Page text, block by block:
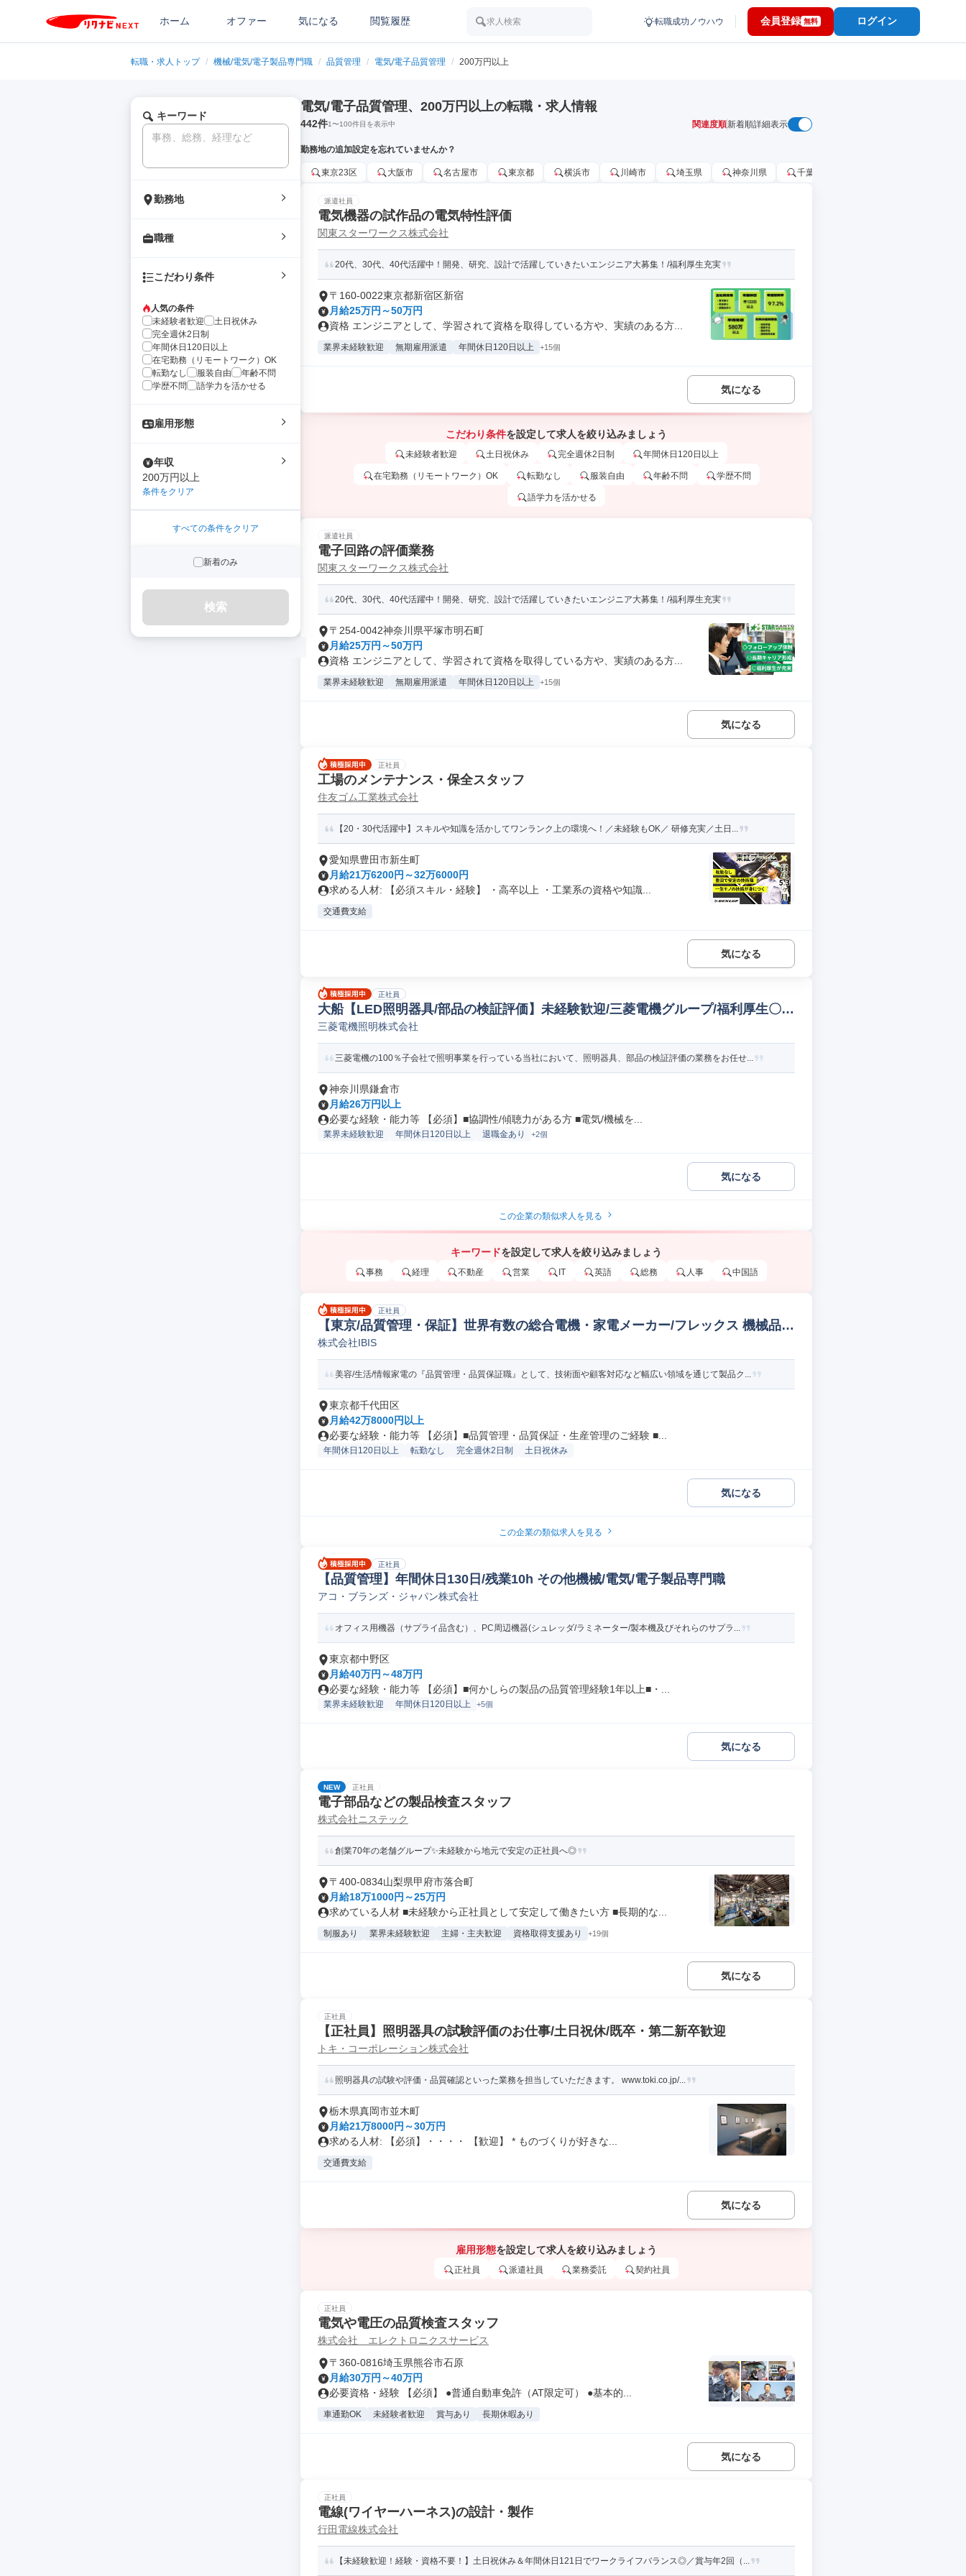
ホーム オファー 気になる 閲覧履歴 求人検索 転職成功ノウハウ 会員登録 無料 ログイン
転職・求人トップ / 機械/電気/電子製品専門職 / 品質管理 / 電気/電子品質管理 / 200万円以上
キーワード
勤務地
職種
こだわり条件
人気の条件
未経験者歓迎
土日祝休み
完全週休2日制
年間休日120日以上
在宅勤務（リモートワーク）OK
転勤なし
服装自由
年齢不問
学歴不問
語学力を活かせる
雇用形態
年収
200万円以上
条件をクリア
すべての条件をクリア
新着のみ
検索
電気/電子品質管理、200万円以上の転職・求人情報
442件1〜100件目を表示中 関連度順新着順詳細表示
勤務地の追加設定を忘れていませんか？
東京23区 大阪市 名古屋市 東京都 横浜市 川崎市 埼玉県 神奈川県 千葉市
派遣社員
電気機器の試作品の電気特性評価
関東スターワークス株式会社
20代、30代、40代活躍中！開発、研究、設計で活躍していきたいエンジニア大募集！/福利厚生充実
〒160-0022東京都新宿区新宿
月給25万円～50万円
資格 エンジニアとして、学習されて資格を取得している方や、実績のある方...
業界未経験歓迎 無期雇用派遣 年間休日120日以上 +15個
気になる
こだわり条件を設定して求人を絞り込みましょう
未経験者歓迎 土日祝休み 完全週休2日制 年間休日120日以上
在宅勤務（リモートワーク）OK 転勤なし 服装自由 年齢不問 学歴不問
語学力を活かせる
派遣社員
電子回路の評価業務
関東スターワークス株式会社
20代、30代、40代活躍中！開発、研究、設計で活躍していきたいエンジニア大募集！/福利厚生充実
〒254-0042神奈川県平塚市明石町
月給25万円～50万円
資格 エンジニアとして、学習されて資格を取得している方や、実績のある方...
業界未経験歓迎 無期雇用派遣 年間休日120日以上 +15個
気になる
正社員
工場のメンテナンス・保全スタッフ
住友ゴム工業株式会社
【20・30代活躍中】スキルや知識を活かしてワンランク上の環境へ！／未経験もOK／ 研修充実／土日...
愛知県豊田市新生町
月給21万6200円～32万6000円
求める人材: 【必須スキル・経験】 ・高卒以上 ・工業系の資格や知識...
交通費支給
気になる
正社員
大船【LED照明器具/部品の検証評価】未経験歓迎/三菱電機グループ/福利厚生〇
評価/実験/テスト(機械/電気/電子製品専門職)
三菱電機照明株式会社
三菱電機の100％子会社で照明事業を行っている当社において、照明器具、部品の検証評価の業務をお任せ...
神奈川県鎌倉市
月給26万円以上
必要な経験・能力等 【必須】■協調性/傾聴力がある方 ■電気/機械を...
業界未経験歓迎 年間休日120日以上 退職金あり +2個
気になる
この企業の類似求人を見る
キーワードを設定して求人を絞り込みましょう
事務 経理 不動産 営業 IT 英語 総務 人事 中国語
正社員
【東京/品質管理・保証】世界有数の総合電機・家電メーカー/フレックス 機械品質
管理
株式会社IBIS
美容/生活/情報家電の『品質管理・品質保証職』として、技術面や顧客対応など幅広い領域を通じて製品ク...
東京都千代田区
月給42万8000円以上
必要な経験・能力等 【必須】■品質管理・品質保証・生産管理のご経験 ■...
年間休日120日以上 転勤なし 完全週休2日制 土日祝休み
気になる
この企業の類似求人を見る
正社員
【品質管理】年間休日130日/残業10h その他機械/電気/電子製品専門職
アコ・ブランズ・ジャパン株式会社
オフィス用機器（サプライ品含む）、PC周辺機器(シュレッダ/ラミネーター/製本機及びそれらのサプラ...
東京都中野区
月給40万円～48万円
必要な経験・能力等 【必須】■何かしらの製品の品質管理経験1年以上■・...
業界未経験歓迎 年間休日120日以上 +5個
気になる
NEW 正社員
電子部品などの製品検査スタッフ
株式会社ニステック
創業70年の老舗グループ✨未経験から地元で安定の正社員へ◎
〒400-0834山梨県甲府市落合町
月給18万1000円～25万円
求めている人材 ■未経験から正社員として安定して働きたい方 ■長期的な...
制服あり 業界未経験歓迎 主婦・主夫歓迎 資格取得支援あり +19個
気になる
正社員
【正社員】照明器具の試験評価のお仕事/土日祝休/既卒・第二新卒歓迎
トキ・コーポレーション株式会社
照明器具の試験や評価・品質確認といった業務を担当していただきます。 www.toki.co.jp/...
栃木県真岡市並木町
月給21万8000円～30万円
求める人材: 【必須】・・・・ 【歓迎】 * ものづくりが好きな...
交通費支給
気になる
雇用形態を設定して求人を絞り込みましょう
正社員 派遣社員 業務委託 契約社員
正社員
電気や電圧の品質検査スタッフ
株式会社 エレクトロニクスサービス
〒360-0816埼玉県熊谷市石原
月給30万円～40万円
必要資格・経験 【必須】 ●普通自動車免許（AT限定可） ●基本的...
車通勤OK 未経験者歓迎 賞与あり 長期休暇あり
気になる
正社員
電線(ワイヤーハーネス)の設計・製作
行田電線株式会社
【未経験歓迎！経験・資格不要！】土日祝休み＆年間休日121日でワークライフバランス◎／賞与年2回（...